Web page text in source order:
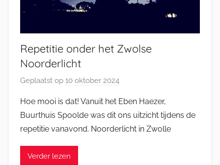
Repetitie onder het Zwolse
Noorderlicht
Geplaatst op 10 oktober 2024
o
r
M
Hoe mooi is dat! Vanuit het Eben Haezer,
Buurthuis Spoolde was dit ons uitzicht tijdens de
repetitie vanavond. Noorderlicht in Zwolle
Verder lezen